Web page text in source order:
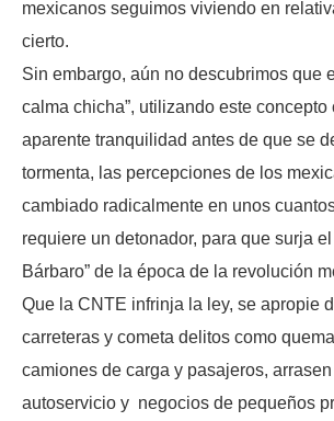
mexicanos seguimos viviendo en
cierto.
Sin embargo, aún no descubrimos que
calma chicha”, utilizando este
aparente tranquilidad antes de que se
tormenta, las percepciones de los
cambiado radicalmente en unos
requiere un detonador, para que surja el
Bárbaro” de la época de la revolución
Que la CNTE infrinja la ley, se apropie
carreteras y cometa delitos como
camiones de carga y pasajeros,
autoservicio y negocios de pequeños